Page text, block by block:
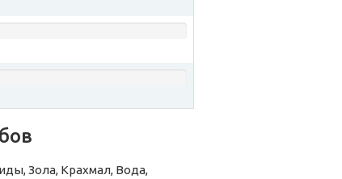
Зола, Крахмал, Вода,